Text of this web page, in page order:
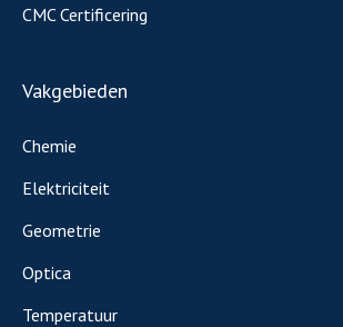
CMC Certificering
Vakgebieden
Chemie
Elektriciteit
Geometrie
Optica
Temperatuur